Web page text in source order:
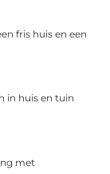
fris huis en een
in huis en tuin
met